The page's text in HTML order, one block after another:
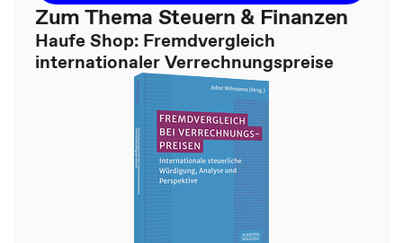
Zum Thema Steuern & Finanzen
Haufe Shop: Fremdvergleich
internationaler Verrechnungspreise